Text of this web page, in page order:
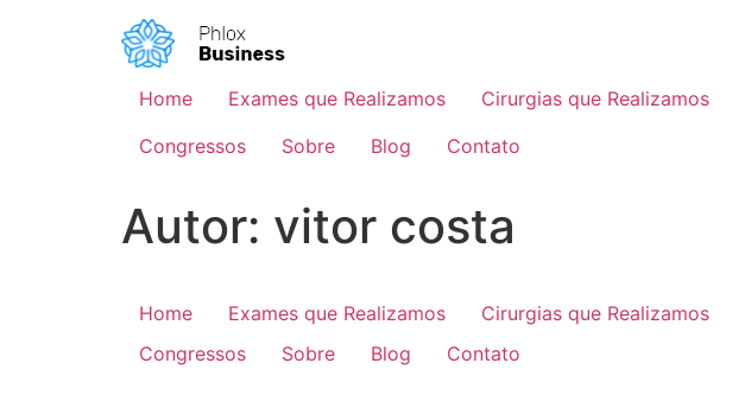
Home Exames que Realizamos Cirurgias que Realizamos
Congressos
Sobre Blog Contato
Autor: vitor costa
Home Exames que Realizamos Cirurgias que Realizamos
Congressos
Sobre Blog Contato